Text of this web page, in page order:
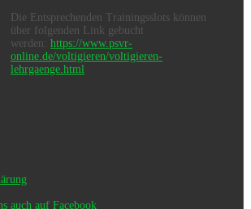
Die Entsprechenden Trainingsslots können
über folgenden Link gebucht
werden:https://www.psvr-
online.de/voltigieren/voltigieren-
lehrgaenge.html
auch auf Facebook